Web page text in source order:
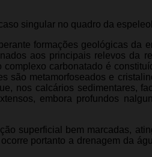
singular no quadro da
formações geológicas da
aos principais relevos da
carbonatado é
são metamorfoseados e
nos calcários sedimentares,
embora profundos
superficial bem marcadas,
portanto a drenagem da